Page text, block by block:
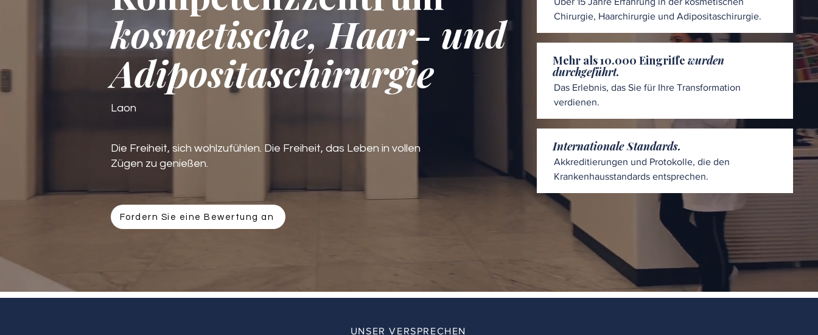
kosmetische, Haar- und
Adipositaschirurgie
Laon
Die Freiheit, sich wohlzufühlen. Die Freiheit, das Leben in vollen
Zügen zu genießen.
Chirurgie, Haarchirurgie und Adipositaschirurgie.
Mehr als 10.000 Eingriffe wurden
durchgeführt.
Das Erlebnis, das Sie für Ihre Transformation
verdienen.
Internationale Standards.
Akkreditierungen und Protokolle, die den
Krankenhausstandards entsprechen.
Fordern Sie eine Bewertung an
UNSER VERSPRECHEN